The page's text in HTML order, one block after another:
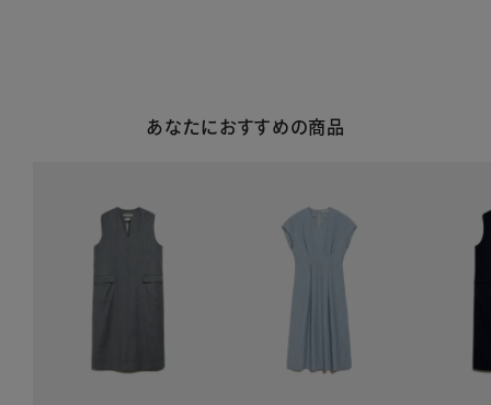
あなたにおすすめの商品